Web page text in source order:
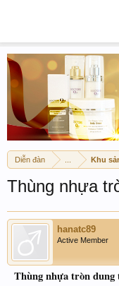
Diễn đàn Khu
Thùng nhựa
hanatc89
Active Member
Thùng nhựa tròn dung